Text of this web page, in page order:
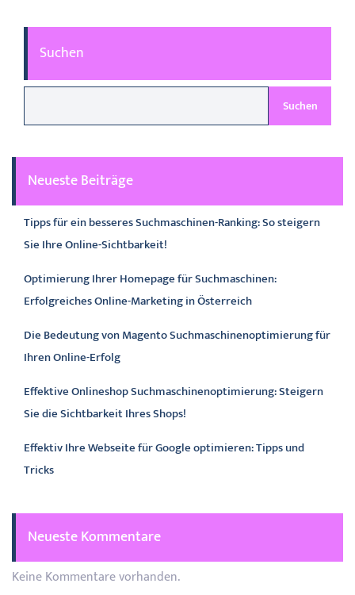
Suchen
Suchen
Neueste Beiträge
Tipps für ein besseres Suchmaschinen-Ranking: So steigern
Sie Ihre Online-Sichtbarkeit!
Optimierung Ihrer Homepage für Suchmaschinen:
Erfolgreiches Online-Marketing in Österreich
Die Bedeutung von Magento Suchmaschinenoptimierung für
Ihren Online-Erfolg
Effektive Onlineshop Suchmaschinenoptimierung: Steigern
Sie die Sichtbarkeit Ihres Shops!
Effektiv Ihre Webseite für Google optimieren: Tipps und
Tricks
Neueste Kommentare
Keine Kommentare vorhanden.